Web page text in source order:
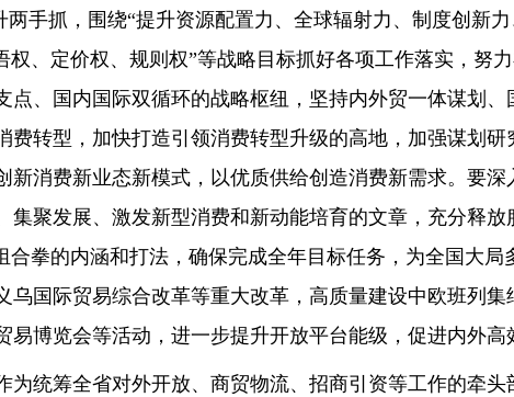
两手抓，围绕“提升资源配置力、全球辐射力、制度创新
权、定价权、规则权”等战略目标抓好各项工作落实，努
点、国内国际双循环的战略枢纽，坚持内外贸一体谋划
费转型，加快打造引领消费转型升级的高地，加强谋划
新消费新业态新模式，以优质供给创造消费新需求。要
集聚发展、激发新型消费和新动能培育的文章，充分释放
合拳的内涵和打法，确保完成全年目标任务，为全国大
乌国际贸易综合改革等重大改革，高质量建设中欧班列
易博览会等活动，进一步提升开放平台能级，促进内外高
统筹全省对外开放、商贸物流、招商引资等工作的牵头